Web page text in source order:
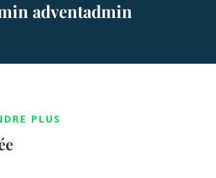
adventadmin
PLUS